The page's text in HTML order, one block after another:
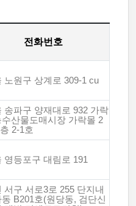
전화번호
노원구 상계로 309-1 cu
송파구 양재대로 932 가락
수산물도매시장 가락몰 2
2-1호
영등포구 대림로 191
서구 서로3로 255 단지내
B201호(원당동, 검단신